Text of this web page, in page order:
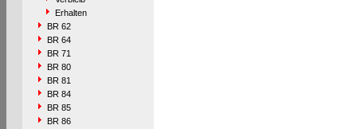
Erhalten
BR 62
BR 64
BR 71
BR 80
BR 81
BR 84
BR 85
BR 86